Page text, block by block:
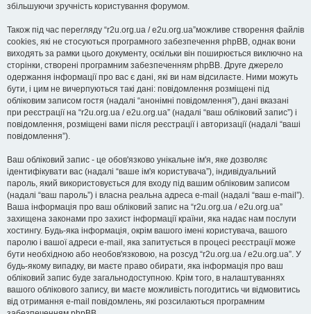
збільшуючи зручність користування форумом.
Також під час перегляду “r2u.org.ua / e2u.org.ua”можливе створення файлів
cookies, які не стосуються програмного забезпечення phpBB, однак вони
виходять за рамки цього документу, оскільки він поширюється виключно на
сторінки, створені програмним забезпеченням phpBB. Друге джерело
одержання інформації про вас є дані, які ви нам відсилаєте. Ними можуть
бути, і цим не вичерпуються такі дані: повідомлення розміщені під
обліковим записом гостя (надалі “анонімні повідомлення”), дані вказані
при реєстрації на “r2u.org.ua / e2u.org.ua” (надалі “ваш обліковий запис”) і
повідомлення, розміщені вами після реєстрації і авторизації (надалі “ваші
повідомлення”).
Ваш обліковий запис - це обов'язково унікальне ім'я, яке дозволяє
ідентифікувати вас (надалі “ваше ім'я користувача”), індивідуальний
пароль, який використовується для входу під вашим обліковим записом
(надалі “ваш пароль”) і власна реальна адреса e-mail (надалі “ваш e-mail”).
Ваша інформація про ваш обліковий запис на “r2u.org.ua / e2u.org.ua”
захищена законами про захист інформації країни, яка надає нам послуги
хостингу. Будь-яка інформація, окрім вашого імені користувача, вашого
паролю і вашої адреси e-mail, яка запитується в процесі реєстрації може
бути необхідною або необов'язковою, на розсуд “r2u.org.ua / e2u.org.ua”. У
будь-якому випадку, ви маєте право обирати, яка інформація про ваш
обліковий запис буде загальнодоступною. Крім того, в налаштуваннях
вашого облікового запису, ви маєте можливість погодитись чи відмовитись
від отримання e-mail повідомлень, які розсилаються програмним